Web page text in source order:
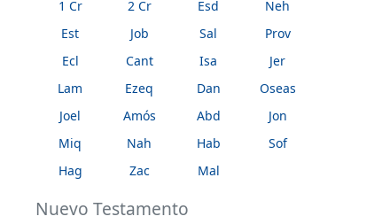
1 Cr
2 Cr Esd
Neh
Est
Job Sal
Prov
Ecl
Cant Isa
Jer
Lam
Ezeq Dan
Oseas
Joel
Amós Abd
Jon
Miq
Nah Hab
Sof
Hag
Zac Mal
Nuevo Testamento